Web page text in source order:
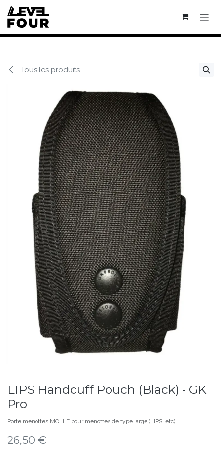
Se rendre au contenu
Tous les produits
LIPS Handcuff Pouch (Black) - GK
Pro
Porte menottes MOLLE pour menottes de type large (LIPS, etc)
26,50 €